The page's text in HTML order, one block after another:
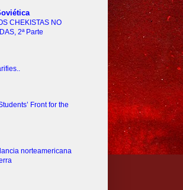
CHEKISTAS NO
2ª Parte
Front for the
norteamericana